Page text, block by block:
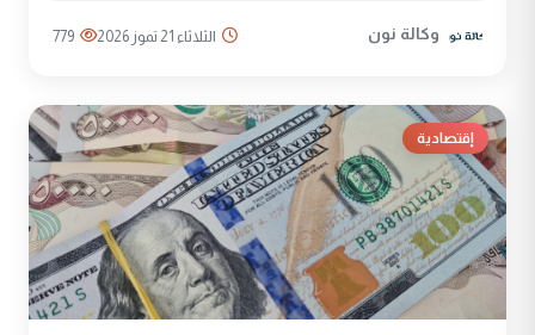
وكالة نون الثلاثاء 21 تموز 2026 779
إقتصادية